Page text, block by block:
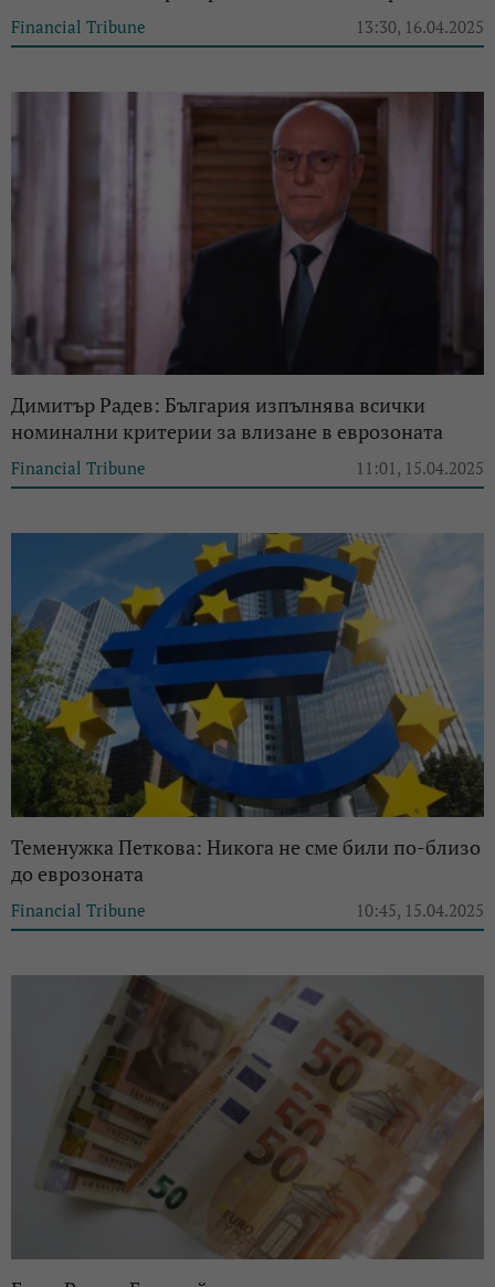
Financial Tribune 13:30, 16.04.2025
Димитър Радев: България изпълнява всички
номинални критерии за влизане в еврозоната
Financial Tribune 11:01, 15.04.2025
Теменужка Петкова: Никога не сме били по-близо
до еврозоната
Financial Tribune 10:45, 15.04.2025